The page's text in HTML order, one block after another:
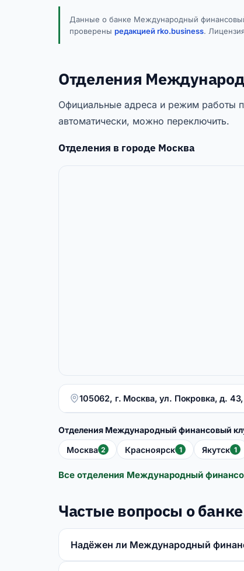
Данные о банке Международный
проверены редакцией rko.business.
Отделения
Официальные адреса и режим работы
автоматически, можно переключить.
Отделения в городе Москва
105062, г. Москва, ул. Покровка, д. 43,
Отделения Международный финансовый
Москва 2 Красноярск 1 Якутск 1
Все отделения Международный
Частые вопросы о
Надёжен ли Международный